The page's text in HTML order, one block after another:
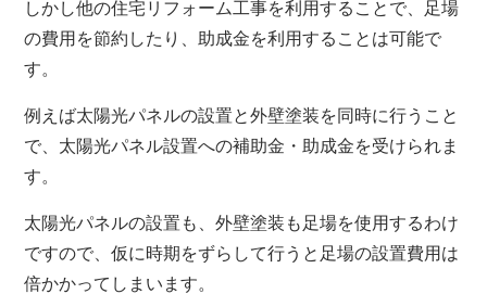
しかし他の住宅リフォーム工事を利用することで、足場
の費用を節約したり、助成金を利用することは可能で
す。
例えば太陽光パネルの設置と外壁塗装を同時に行うこと
で、太陽光パネル設置への補助金・助成金を受けられま
す。
太陽光パネルの設置も、外壁塗装も足場を使用するわけ
ですので、仮に時期をずらして行うと足場の設置費用は
倍かかってしまいます。